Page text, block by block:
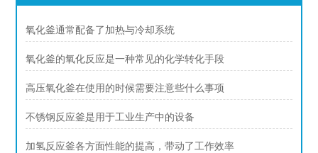
氧化釜通常配备了加热与冷却系统
氧化釜的氧化反应是一种常见的化学转化手段
高压氧化釜在使用的时候需要注意些什么事项
不锈钢反应釜是用于工业生产中的设备
加氢反应釜各方面性能的提高，带动了工作效率